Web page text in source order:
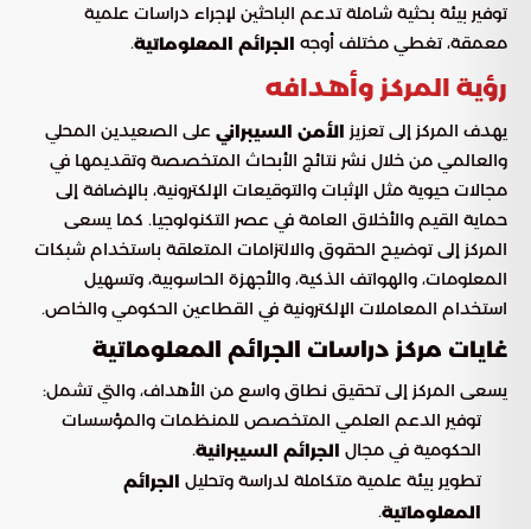
توفير بيئة بحثية شاملة تدعم الباحثين لإجراء دراسات علمية
معمقة، تغطي مختلف أوجه الجرائم المعلوماتية.
رؤية المركز وأهدافه
يهدف المركز إلى تعزيز الأمن السيبراني على الصعيدين المحلي
والعالمي من خلال نشر نتائج الأبحاث المتخصصة وتقديمها في
مجالات حيوية مثل الإثبات والتوقيعات الإلكترونية، بالإضافة إلى
حماية القيم والأخلاق العامة في عصر التكنولوجيا. كما يسعى
المركز إلى توضيح الحقوق والالتزامات المتعلقة باستخدام شبكات
المعلومات، والهواتف الذكية، والأجهزة الحاسوبية، وتسهيل
استخدام المعاملات الإلكترونية في القطاعين الحكومي والخاص.
غايات مركز دراسات الجرائم المعلوماتية
يسعى المركز إلى تحقيق نطاق واسع من الأهداف، والتي تشمل:
توفير الدعم العلمي المتخصص للمنظمات والمؤسسات
الحكومية في مجال الجرائم السيبرانية.
تطوير بيئة علمية متكاملة لدراسة وتحليل الجرائم
المعلوماتية.